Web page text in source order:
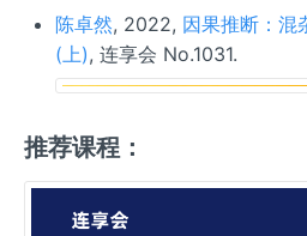
陈卓然, 2022, 因果推断：混
(上), 连享会 No.1031.
推荐课程：